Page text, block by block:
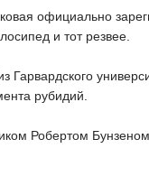
официально
и тот резвее.
Гарвардского
рубидий.
Робертом